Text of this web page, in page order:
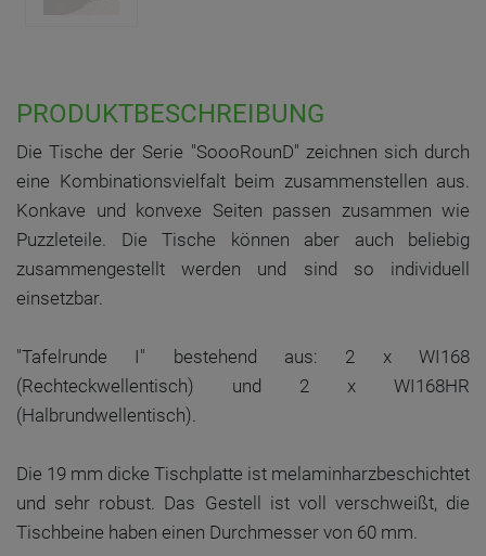
PRODUKTBESCHREIBUNG
Die Tische der Serie "SoooRounD" zeichnen sich durch
eine Kombinationsvielfalt beim zusammenstellen aus.
Konkave und konvexe Seiten passen zusammen wie
Puzzleteile. Die Tische können aber auch beliebig
zusammengestellt werden und sind so individuell
einsetzbar.
"Tafelrunde I" bestehend aus: 2 x WI168
(Rechteckwellentisch) und 2 x WI168HR
(Halbrundwellentisch).
Die 19 mm dicke Tischplatte ist melaminharzbeschichtet
und sehr robust. Das Gestell ist voll verschweißt, die
Tischbeine haben einen Durchmesser von 60 mm.